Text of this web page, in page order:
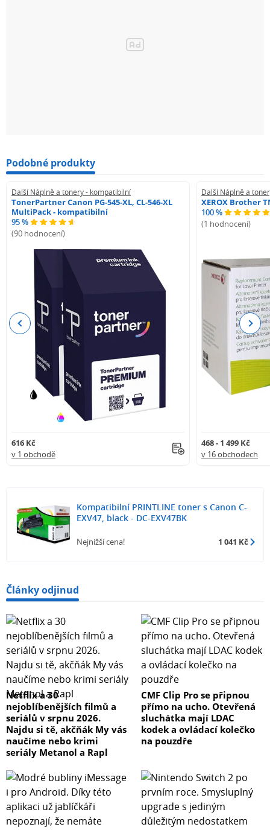
Podobné produkty
Další Náplně a tonery - kompatibilní
TonerPartner Canon PG-545-XL, CL-546-XL
MultiPack - kompatibilní
95 %
(90 hodnocení)
616 Kč
v 1 obchodě
Další Náplně a
XEROX Brother
100 %
(1 hodnocení)
468 - 1 499 Kč
v 16 obchodech
Previous Next
Kompatibilní PRINTLINE toner s Canon C-
EXV47, black - DC-EXV47BK
Nejnižší cena! 1 041 Kč
Články odjinud
Netflix a 30
nejoblíbenějších filmů a
seriálů v srpnu 2026.
Najdu si tě, akčňák My vás
naučíme nebo krimi
seriály Metanol a Rapl
CMF Clip Pro se připnou
přímo na ucho. Otevřená
sluchátka mají LDAC
kodek a ovládací kolečko
na pouzdře